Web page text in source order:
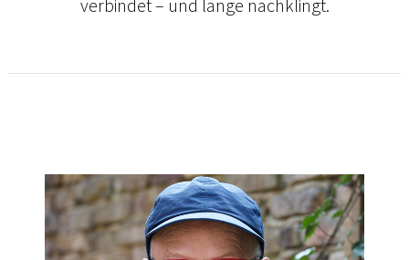
verbindet – und lange nachklingt.